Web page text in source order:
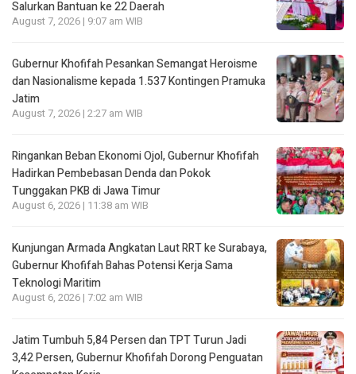
Salurkan Bantuan ke 22 Daerah
August 7, 2026 | 9:07 am WIB
Gubernur Khofifah Pesankan Semangat Heroisme
dan Nasionalisme kepada 1.537 Kontingen Pramuka
Jatim
August 7, 2026 | 2:27 am WIB
Ringankan Beban Ekonomi Ojol, Gubernur Khofifah
Hadirkan Pembebasan Denda dan Pokok
Tunggakan PKB di Jawa Timur
August 6, 2026 | 11:38 am WIB
Kunjungan Armada Angkatan Laut RRT ke Surabaya,
Gubernur Khofifah Bahas Potensi Kerja Sama
Teknologi Maritim
August 6, 2026 | 7:02 am WIB
Jatim Tumbuh 5,84 Persen dan TPT Turun Jadi
3,42 Persen, Gubernur Khofifah Dorong Penguatan